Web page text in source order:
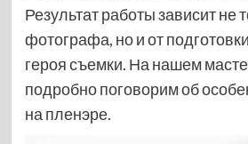
Результат работы зависит не
фотографа, но и от
героя съемки. На нашем
подробно поговорим об
на пленэре.